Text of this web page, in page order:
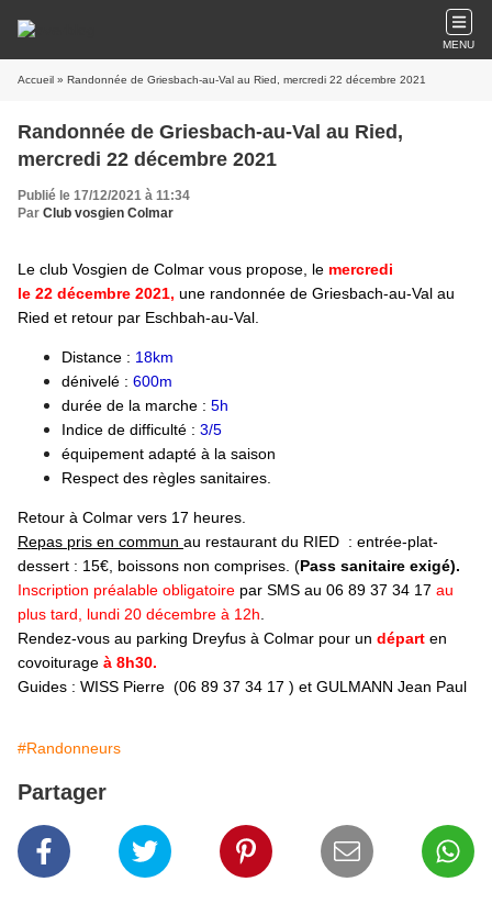
MENU
Accueil » Randonnée de Griesbach-au-Val au Ried, mercredi 22 décembre 2021
Randonnée de Griesbach-au-Val au Ried,
mercredi 22 décembre 2021
Publié le 17/12/2021 à 11:34
Par Club vosgien Colmar
Le club Vosgien de Colmar vous propose, le mercredi
le 22 décembre 2021, une randonnée de Griesbach-au-Val au
Ried et retour par Eschbah-au-Val.
Distance : 18km
dénivelé : 600m
durée de la marche : 5h
Indice de difficulté : 3/5
équipement adapté à la saison
Respect des règles sanitaires.
Retour à Colmar vers 17 heures.
Repas pris en commun au restaurant du RIED : entrée-plat-
dessert : 15€, boissons non comprises. (Pass sanitaire exigé).
Inscription préalable obligatoire par SMS au 06 89 37 34 17 au
plus tard, lundi 20 décembre à 12h
Rendez-vous au parking Dreyfus à Colmar pour un départ en
covoiturage à 8h30.
Guides : WISS Pierre (06 89 37 34 17 ) et GULMANN Jean Paul
#Randonneurs
Partager